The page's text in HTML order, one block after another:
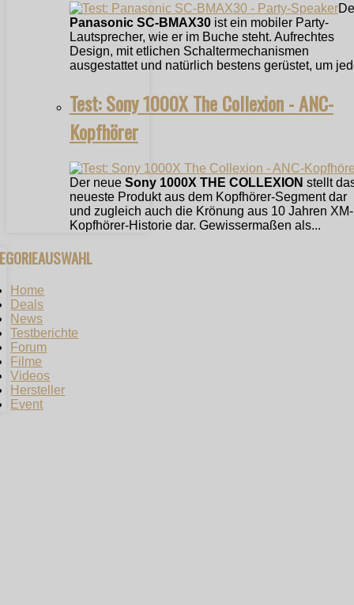
Panasonic SC-BMAX30 ist ein mobiler Party-
Lautsprecher, wie er im Buche steht. Aufrechtes
Design, mit etlichen Schaltermechanismen
ausgestattet und natürlich bestens gerüstet, um
Test: Sony 1000X The Collexion - ANC-
Kopfhörer
Der neue Sony 1000X THE COLLEXION stellt
neueste Produkt aus dem Kopfhörer-Segment dar
und zugleich auch die Krönung aus 10 Jahren XM-
Kopfhörer-Historie dar. Gewissermaßen als...
Home
Deals
News
Testberichte
Forum
Filme
Videos
Hersteller
Event